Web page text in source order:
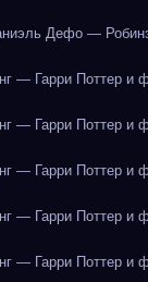
Дефо —
— Гарри Поттер и
— Гарри Поттер и
— Гарри Поттер и
— Гарри Поттер и
— Гарри Поттер и